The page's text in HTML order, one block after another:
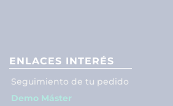
ENLACES INTERÉS
Seguimiento de tu pedido
Demo Máster